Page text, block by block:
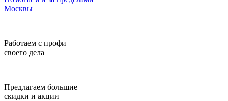
Москвы
Работаем с профи
своего дела
Предлагаем большие
скидки и акции